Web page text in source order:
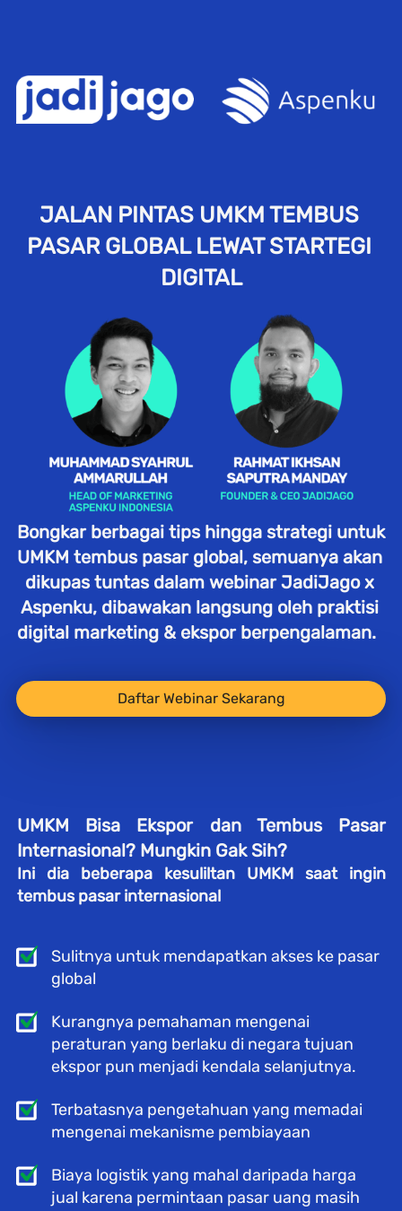
JALAN PINTAS UMKM TEMBUS
PASAR GLOBAL LEWAT STARTEGI
DIGITAL
Bongkar berbagai tips hingga strategi untuk
UMKM tembus pasar global, semuanya akan
dikupas tuntas dalam webinar JadiJago x
Aspenku, dibawakan langsung oleh praktisi
`Daftar Webinar Sekarang
UMKM Bisa Ekspor dan Tembus Pasar
Internasional? Mungkin Gak Sih?
Ini dia beberapa kesuliltan UMKM saat ingin
tembus pasar internasional
Sulitnya untuk mendapatkan akses ke pasar
global
Kurangnya pemahaman mengenai
peraturan yang berlaku di negara tujuan
ekspor pun menjadi kendala selanjutnya.
Terbatasnya pengetahuan yang memadai
mengenai mekanisme pembiayaan
Biaya logistik yang mahal daripada harga
jual karena permintaan pasar uang masih